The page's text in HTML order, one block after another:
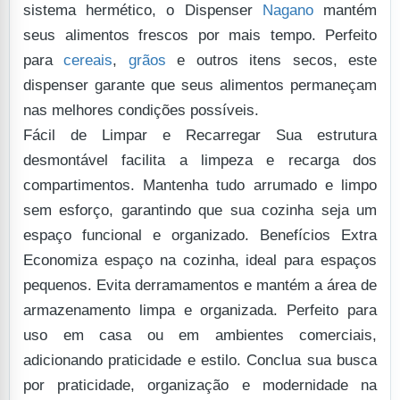
sistema hermético, o Dispenser Naganomantém
seus alimentos frescos por mais tempo. Perfeito
paracereais grãos e outros itens secos, este
dispenser garante que seus alimentos permaneçam
nas melhores condições possíveis.
Fácil de Limpar e Recarregar Sua estrutura
desmontável facilita a limpeza e recarga dos
compartimentos. Mantenha tudo arrumado e limpo
sem esforço, garantindo que sua cozinha seja um
espaço funcional e organizado. Benefícios Extra
Economiza espaço na cozinha, ideal para espaços
pequenos.
Evita derramamentos e mantém a área de
armazenamento limpa e organizada.
Perfeito para
uso em casa ou em ambientes comerciais,
adicionando praticidade e estilo.
Conclua sua busca
por praticidade, organização e modernidade na